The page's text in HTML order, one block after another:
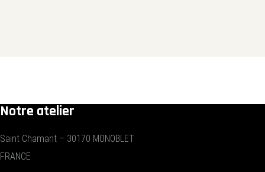
Notre atelier
Saint Chamant – 30170 MONOBLET
FRANCE